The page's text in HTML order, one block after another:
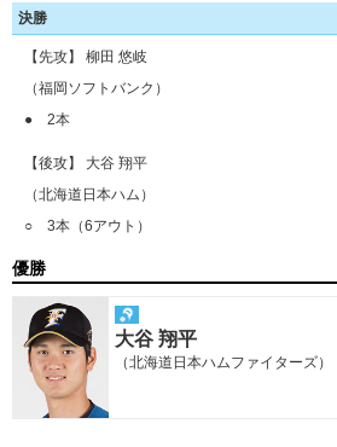
決勝
【先攻】 柳田 悠岐
（福岡ソフトバンク）
● 2本
【後攻】 大谷 翔平
（北海道日本ハム）
○ 3本（6アウト）
優勝
大谷 翔平
（北海道日本ハムファイターズ）